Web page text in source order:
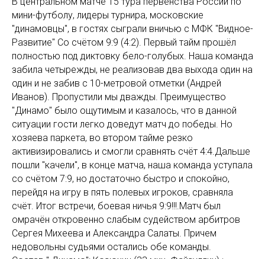
мини-футболу, лидеры турнира, московские
"динамовцы", в гостях сыграли вничью с МФК "Видное-
Развитие" Со счётом 9:9 (4:2). Первый тайм прошёл
полностью под диктовку бело-голубых. Наша команда
забила четырежды, не реализовав два выхода один на
один и не забив с 10-метровой отметки (Андрей
Иванов). Пропустили мы дважды. Преимущество
"Динамо" было ощутимым и казалось, что в данной
ситуации гости легко доведут матч до победы. Но
хозяева паркета, во втором тайме резко
активизировались и смогли сравнять счёт 4:4.Дальше
пошли "качели", в конце матча, наша команда уступала
со счётом 7:9, но достаточно быстро и спокойно,
перейдя на игру в пять полевых игроков, сравняла
счёт. Итог встречи, боевая ничья 9:9!!!.Матч был
омрачён откровенно слабым судейством арбитров
Сергея Михеева и Александра Салаты. Причем
недовольны судьями остались обе команды.